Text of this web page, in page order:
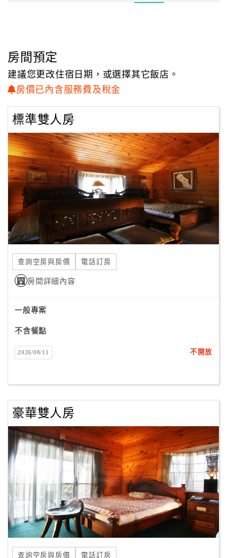
地
圖
顧
務
顧
客
滿
意
度
訂
單
管
理
員
戶
客
服
聯
單
線
上
客
服
紅
繪製的。
房間預定
建議您更改住宿日期，或選擇其它飯店。
房價已內含服務費及稅金
標準雙人房
查詢空房與房價 電話訂房
房間詳細內容
一般專案
不含餐點
2026/08/11 不開放
豪華雙人房
查詢空房與房價 電話訂房